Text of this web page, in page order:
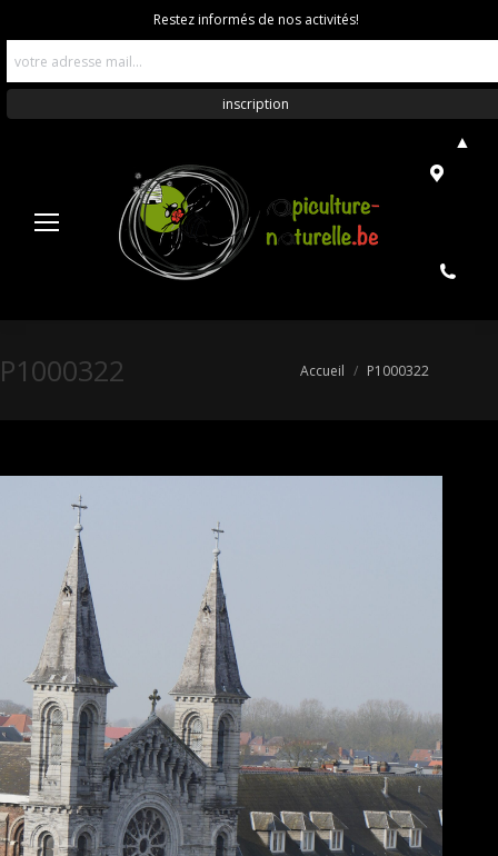
P1000322 Vous êtes ici :
Accueil P1000322
Restez informés de nos activités!
▲